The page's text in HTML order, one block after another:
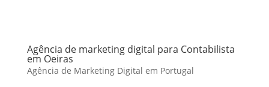
Agência de marketing digital para Contabilista
em Oeiras
Agência de Marketing Digital em Portugal